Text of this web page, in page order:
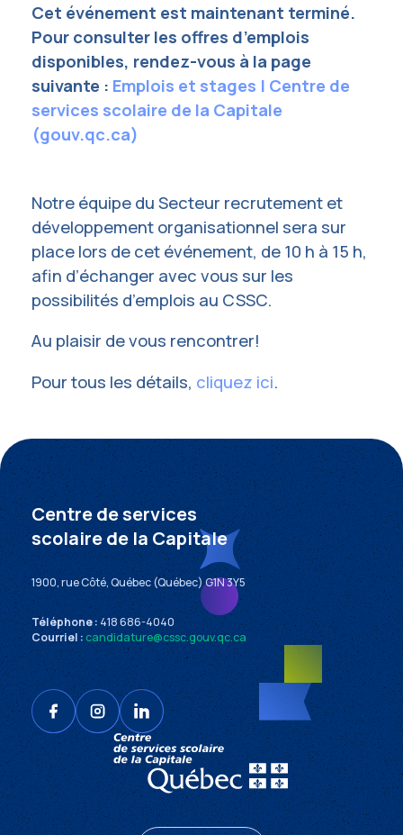
Cet événement est maintenant terminé.
Pour consulter les offres d’emplois
disponibles, rendez-vous à la page
suivante : Emplois et stages | Centre de
services scolaire de la Capitale
(gouv.qc.ca)
Notre équipe du Secteur recrutement et
développement organisationnel sera sur
place lors de cet événement, de 10 h à 15 h,
afin d’échanger avec vous sur les
possibilités d’emplois au CSSC.
Au plaisir de vous rencontrer!
Pour tous les détails, cliquez ici.
Centre de services
scolaire de la Capitale
1900, rue Côté, Québec (Québec) G1N 3Y5
Téléphone :418 686-4040
Courriel :candidature@cssc.gouv.qc.ca